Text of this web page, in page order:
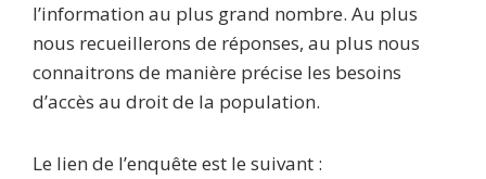
l’information au plus grand nombre. Au plus
nous recueillerons de réponses, au plus nous
connaitrons de manière précise les besoins
d’accès au droit de la population.
Le lien de l’enquête est le suivant :